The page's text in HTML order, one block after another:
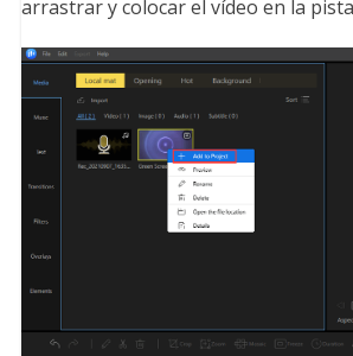
arrastrar y colocar el vídeo en la